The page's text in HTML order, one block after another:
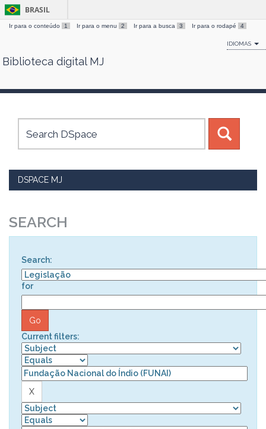
Skip
BRASIL
Ir para o conteúdo 1 Ir para o menu 2 Ir para a busca 3 Ir para o rodapé 4
IDIOMAS
Biblioteca digital MJ
DSPACE MJ
SEARCH
Search:
for
Current filters: